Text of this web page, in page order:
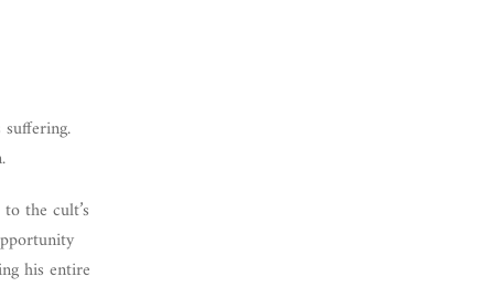
the cult’s
his entire